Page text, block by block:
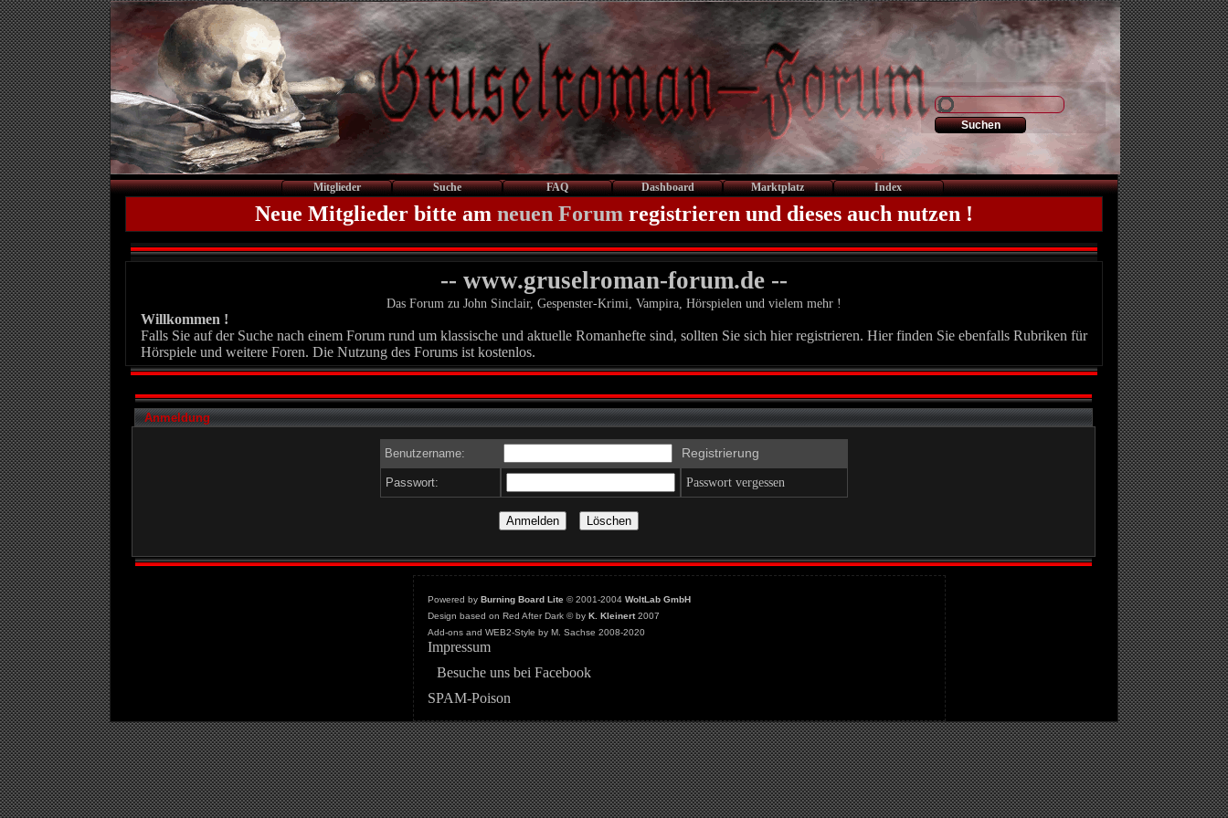
Mitglieder Suche FAQ Dashboard Marktplatz Index
Neue Mitglieder bitte am neuen Forum registrieren und dieses auch nutzen !
-- www.gruselroman-forum.de --
Das Forum zu John Sinclair, Gespenster-Krimi, Vampira, Hörspielen und vielem mehr !
Willkommen !
Falls Sie auf der Suche nach einem Forum rund um klassische und aktuelle Romanhefte sind, sollten Sie sich hier registrieren. Hier finden Sie ebenfalls Rubriken für
Hörspiele und weitere Foren. Die Nutzung des Forums ist kostenlos.
Anmeldung
Benutzername: Registrierung
Passwort: Passwort vergessen
Powered by Burning Board Lite© 2001-2004 WoltLab GmbH
Design based on Red After Dark © by K. Kleinert2007
Add-ons and WEB2-Style by M. Sachse 2008-2020
Impressum
Besuche uns bei Facebook
SPAM-Poison